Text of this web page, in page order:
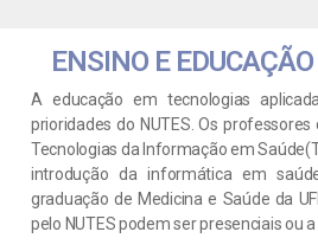
ENSINO E
A educação em tecnologias
prioridades do NUTES. Os
Tecnologias da Informação em
introdução da informática em
graduação de Medicina e Saúde da
pelo NUTES podem ser presenciais ou